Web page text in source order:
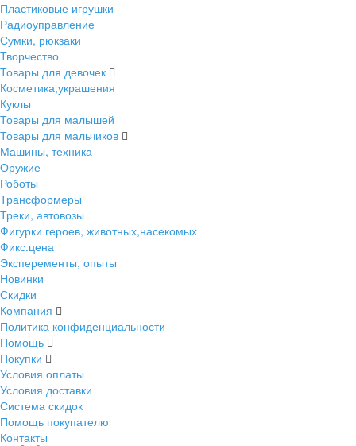
Пластиковые игрушки
Радиоуправление
Сумки, рюкзаки
Творчество
Товары для девочек
Косметика,украшения
Куклы
Товары для малышей
Товары для мальчиков
Машины, техника
Оружие
Роботы
Трансформеры
Треки, автовозы
Фигурки героев, животных,насекомых
Фикс.цена
Эксперементы, опыты
Новинки
Скидки
Компания
Политика конфиденциальности
Помощь
Покупки
Условия оплаты
Условия доставки
Система скидок
Помощь покупателю
Контакты